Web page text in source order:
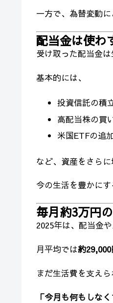
一方で、為替変動
配当金は使わ
受け取った配当金は
基本的には、
投資信託の積
高配当株の買
米国ETFの追
など、資産をさらに
今の生活を豊かに
毎月約3万円
2025年は、配当金
月平均では約29,000
まだ生活費を支え
「今月も何もしな